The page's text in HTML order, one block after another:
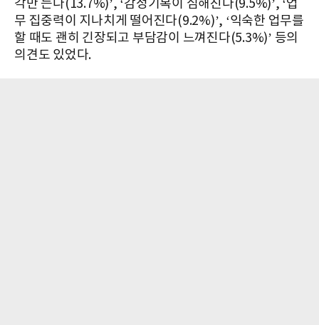
각만 든다(13.7%)’, ‘감정기복이 심해진다(9.5%)’, ‘업
무 집중력이 지나치게 떨어진다(9.2%)’, ‘익숙한 업무를
할 때도 괜히 긴장되고 부담감이 느껴진다(5.3%)’ 등의
의견도 있었다.